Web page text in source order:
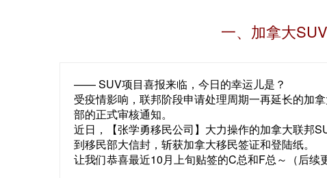
一、加拿大
—— SUV项目喜报来临，今日的幸运儿是？
受疫情影响，联邦阶段申请处理周期一再延长的加
部的正式审核通知。
近日，【张学勇移民公司】大力操作的加拿大联邦
到移民部大信封，斩获加拿大移民签证和登陆纸。
让我们恭喜最近10月上旬贴签的C总和F总～（后续